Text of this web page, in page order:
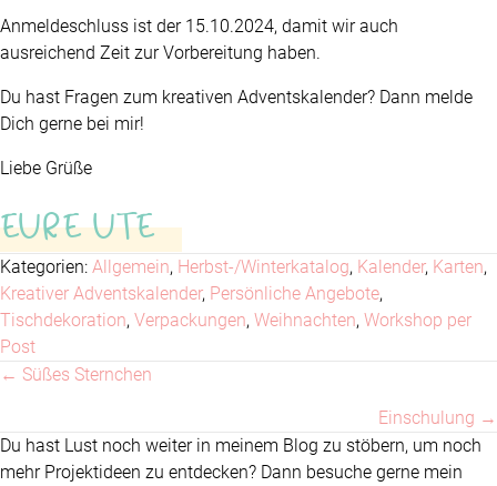
Anmeldeschluss ist der 15.10.2024, damit wir auch
ausreichend Zeit zur Vorbereitung haben.
Du hast Fragen zum kreativen Adventskalender? Dann melde
Dich gerne bei mir!
Liebe Grüße
EURE UTE
Kategorien: Allgemein, Herbst-/Winterkatalog, Kalender, Karten,
Kreativer Adventskalender, Persönliche Angebote,
Tischdekoration, Verpackungen, Weihnachten, Workshop per
Post
Posts
navigation
← Süßes Sternchen
Einschulung →
Du hast Lust noch weiter in meinem Blog zu stöbern, um noch
mehr Projektideen zu entdecken? Dann besuche gerne mein